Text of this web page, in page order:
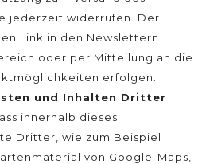
jederzeit widerrufen. Der
Link in den Newslettern
oder per Mitteilung an die
erfolgen.
und Inhalten Dritter
innerhalb dieses
Dritter, wie zum Beispiel
von Google-Maps,